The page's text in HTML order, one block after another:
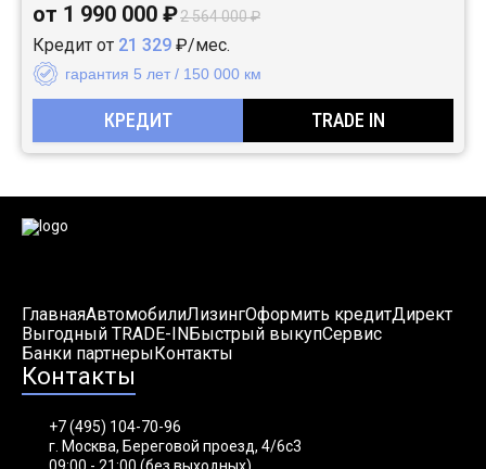
от 1 990 000 ₽2 564 000 ₽
Кредит от 21 329 ₽/мес.
гарантия 5 лет / 150 000 км
КРЕДИТ TRADE IN
ГлавнаяАвтомобилиЛизингОформить кредитДирект
Выгодный TRADE-INБыстрый выкупСервис
Банки партнерыКонтакты
Контакты
+7 (495) 104-70-96
г. Москва, Береговой проезд, 4/6с3